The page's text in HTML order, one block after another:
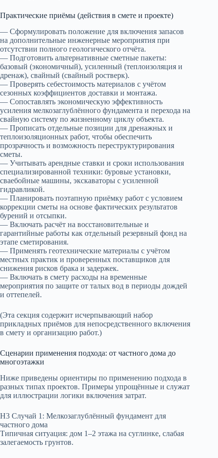
Практические приёмы (действия в смете и проекте)
— Сформулировать положение для включения запасов
на дополнительные инженерные мероприятия при
отсутствии полного геологического отчёта.
— Подготовить альтернативные сметные пакеты:
базовый (экономичный), усиленный (теплоизоляция и
дренаж), свайный (свайный ростверк).
— Проверять себестоимость материалов с учётом
сезонных коэффициентов доставки и монтажа.
— Сопоставлять экономическую эффективность
усиления мелкозаглублённого фундамента и перехода на
свайную систему по жизненному циклу объекта.
— Прописать отдельные позиции для дренажных и
теплоизоляционных работ, чтобы обеспечить
прозрачность и возможность переструктурирования
сметы.
— Учитывать арендные ставки и сроки использования
специализированной техники: буровые установки,
сваебойные машины, экскаваторы с усиленной
гидравликой.
— Планировать поэтапную приёмку работ с условием
коррекции сметы на основе фактических результатов
бурений и отсыпки.
— Включать расчёт на восстановительные и
гарантийные работы как отдельный резервный фонд на
этапе сметирования.
— Применять геотехнические материалы с учётом
местных практик и проверенных поставщиков для
снижения рисков брака и задержек.
— Включать в смету расходы на временные
мероприятия по защите от талых вод в периоды дождей
и оттепелей.
(Эта секция содержит исчерпывающий набор
прикладных приёмов для непосредственного включения
в смету и организацию работ.)
Сценарии применения подхода: от частного дома до
многоэтажки
Ниже приведены ориентиры по применению подхода в
разных типах проектов. Примеры упрощённые и служат
для иллюстрации логики включения затрат.
H3 Случай 1: Мелкозаглублённый фундамент для
частного дома
Типичная ситуация: дом 1–2 этажа на суглинке, слабая
залегаемость грунтов.